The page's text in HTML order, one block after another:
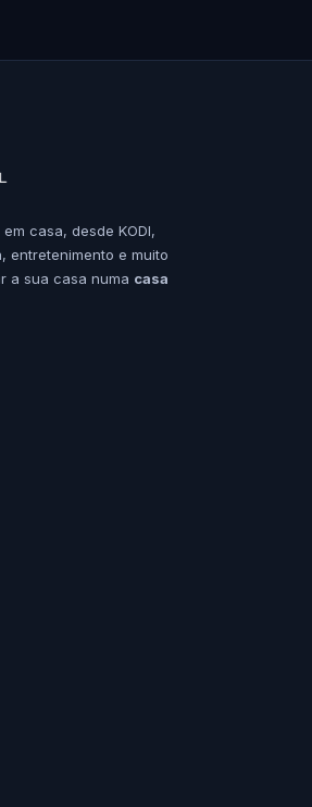
casa, desde KODI,
entretenimento e muito
a sua casa numa casa